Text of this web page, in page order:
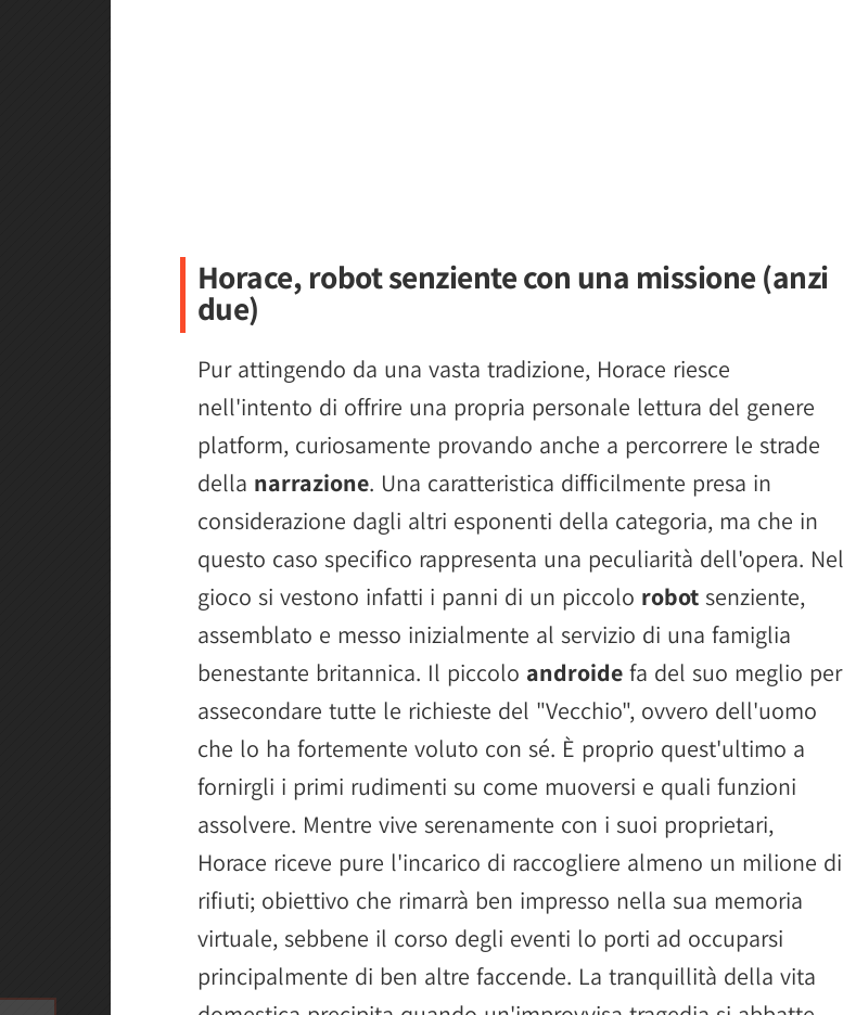
Horace, robot senziente con una missione (anzi
due)
Pur attingendo da una vasta tradizione, Horace riesce
nell'intento di offrire una propria personale lettura del genere
platform, curiosamente provando anche a percorrere le strade
della narrazione. Una caratteristica difficilmente presa in
considerazione dagli altri esponenti della categoria, ma che in
questo caso specifico rappresenta una peculiarità dell'opera. Nel
gioco si vestono infatti i panni di un piccolo robot senziente,
assemblato e messo inizialmente al servizio di una famiglia
benestante britannica. Il piccolo androide fa del suo meglio per
assecondare tutte le richieste del "Vecchio", ovvero dell'uomo
che lo ha fortemente voluto con sé. È proprio quest'ultimo a
fornirgli i primi rudimenti su come muoversi e quali funzioni
assolvere. Mentre vive serenamente con i suoi proprietari,
Horace riceve pure l'incarico di raccogliere almeno un milione di
rifiuti; obiettivo che rimarrà ben impresso nella sua memoria
virtuale, sebbene il corso degli eventi lo porti ad occuparsi
principalmente di ben altre faccende. La tranquillità della vita